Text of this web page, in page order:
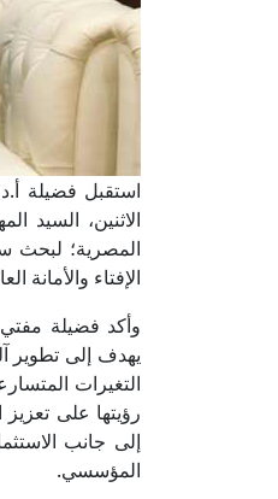
استقبل فضيلة
الاثنين، السيد
المصرية؛ لبحث
الإفتاء والأمانة
وأكد فضيلة مفتي
يهدف إلى تطوير
التغيرات
رؤيتها على
إلى جانب
المؤسسي.